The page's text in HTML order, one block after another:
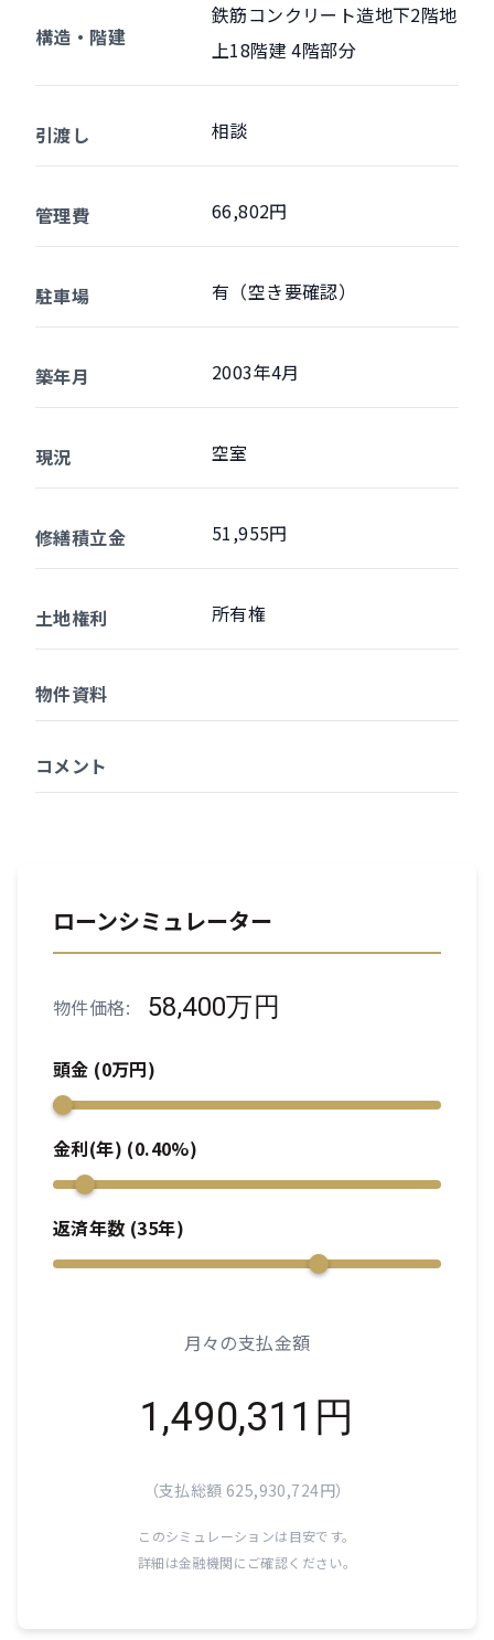
構造・階建
鉄筋コンクリート造地下2階地
上18階建 4階部分
引渡し 相談
管理費 66,802円
駐車場 有（空き要確認）
築年月 2003年4月
現況 空室
修繕積立金 51,955円
土地権利 所有権
物件資料
コメント
ローンシミュレーター
物件価格: 58,400万円
頭金 (0万円)
金利(年) (0.40%)
返済年数 (35年)
月々の支払金額
1,490,311 円
（支払総額 625,930,724円）
このシミュレーションは目安です。
詳細は金融機関にご確認ください。